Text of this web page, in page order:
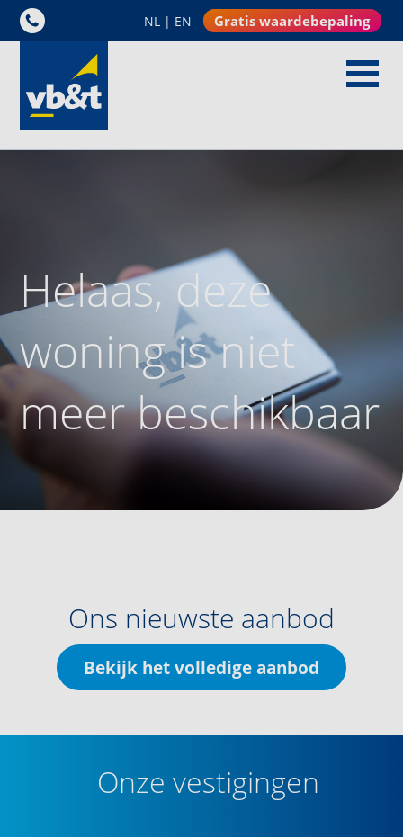
NL | EN Gratis waardebepaling
Helaas, deze
woning is niet
meer beschikbaar
Ons nieuwste aanbod
Bekijk het volledige aanbod
Onze vestigingen